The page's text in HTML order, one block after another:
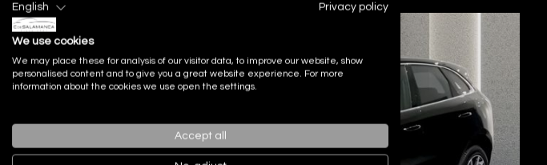
Vehículo de ocasión
English Privacy policy
We use cookies
We may place these for analysis of our visitor data, to improve our website, show
personalised content and to give you a great website experience. For more
information about the cookies we use open the settings.
Accept all